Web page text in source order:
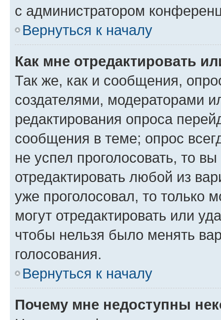
с администратором
Вернуться к началу
Как мне отредактировать
Так же, как и сообщения,
создателями, модераторами
редактирования опроса
сообщения в теме; опрос
не успел проголосовать, то
отредактировать любой из
уже проголосовал, то только
могут отредактировать или
чтобы нельзя было менять
голосования.
Вернуться к началу
Почему мне недоступны